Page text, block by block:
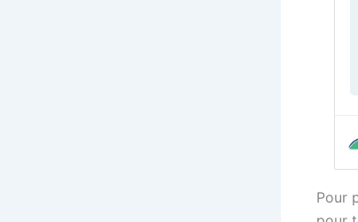
Pour